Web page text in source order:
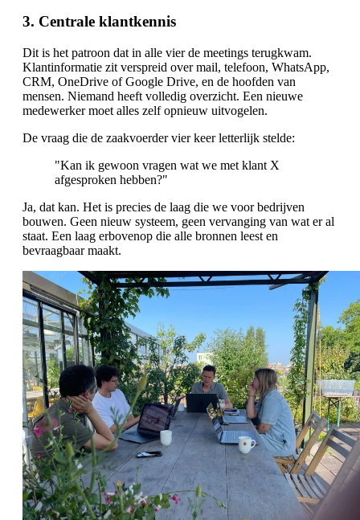
3. Centrale klantkennis
Dit is het patroon dat in alle vier de meetings terugkwam.
Klantinformatie zit verspreid over mail, telefoon, WhatsApp,
CRM, OneDrive of Google Drive, en de hoofden van
mensen. Niemand heeft volledig overzicht. Een nieuwe
medewerker moet alles zelf opnieuw uitvogelen.
De vraag die de zaakvoerder vier keer letterlijk stelde:
"Kan ik gewoon vragen wat we met klant X
afgesproken hebben?"
Ja, dat kan. Het is precies de laag die we voor bedrijven
bouwen. Geen nieuw systeem, geen vervanging van wat er al
staat. Een laag erbovenop die alle bronnen leest en
bevraagbaar maakt.